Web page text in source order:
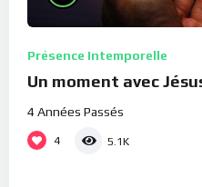
Présence Intemporelle
Un moment avec
4 Années Passés
4 5.1K